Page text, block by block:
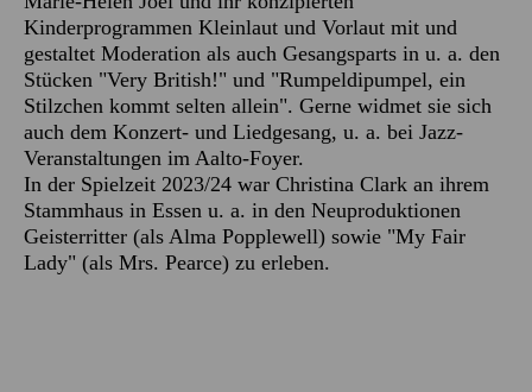
Kinderprogrammen Kleinlaut und Vorlaut mit und
gestaltet Moderation als auch Gesangsparts in u. a. den
Stücken "Very British!" und "Rumpeldipumpel, ein
Stilzchen kommt selten allein". Gerne widmet sie sich
auch dem Konzert- und Liedgesang, u. a. bei Jazz-
Veranstaltungen im Aalto-Foyer.
In der Spielzeit 2023/24 war Christina Clark an ihrem
Stammhaus in Essen u. a. in den Neuproduktionen
Geisterritter (als Alma Popplewell) sowie "My Fair
Lady" (als Mrs. Pearce) zu erleben.